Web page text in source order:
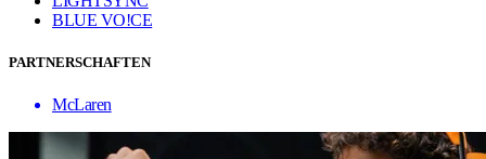
BLUE VO!CE
PARTNERSCHAFTEN
McLaren